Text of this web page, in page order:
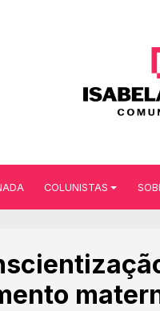
COLUNISTAS